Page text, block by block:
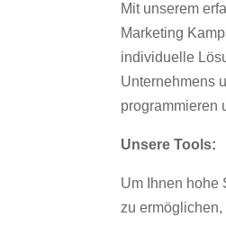
Mit unserem
Marketing
individuelle
Unternehmens
programmieren
Unsere Tools:
Um Ihnen hohe
zu